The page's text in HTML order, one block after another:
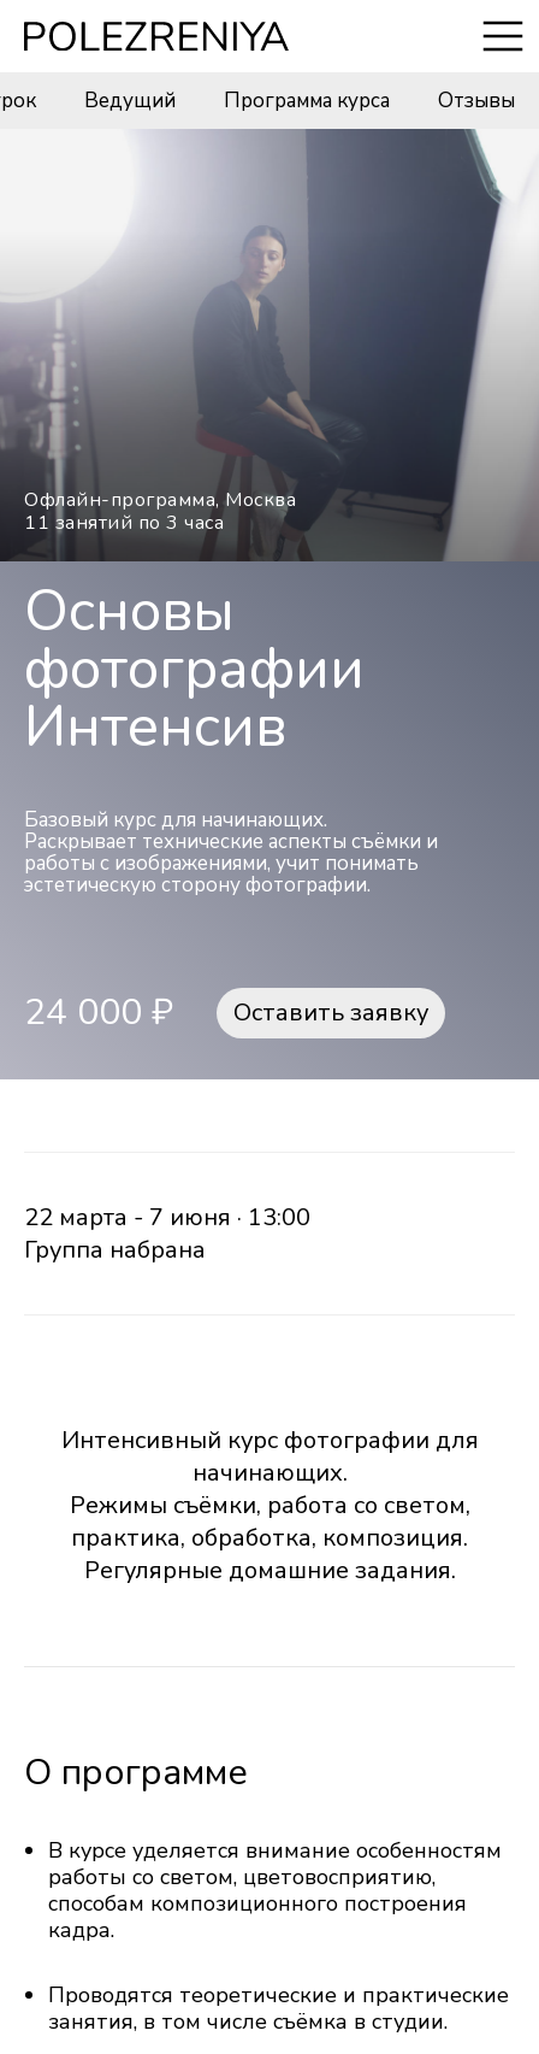
Ведущий Программа курса Отзывы
24 000 ₽
Базовый курс для начинающих.
Раскрывает технические аспекты съёмки и
работы с изображениями, учит понимать
эстетическую сторону фотографии.
Основы
фотографии
Интенсив
Офлайн-программа, Москва
11 занятий по 3 часа
Оставить заявку
22 марта - 7 июня · 13:00
Группа набрана
Интенсивный курс фотографии для
начинающих.
Режимы съёмки, работа со светом,
практика, обработка, композиция.
Регулярные домашние задания.
О программе
В курсе уделяется внимание особенностям
работы со светом, цветовосприятию,
способам композиционного построения
кадра.
Проводятся теоретические и практические
занятия, в том числе съёмка в студии.